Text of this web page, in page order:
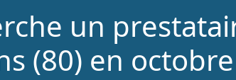
un
(80) en